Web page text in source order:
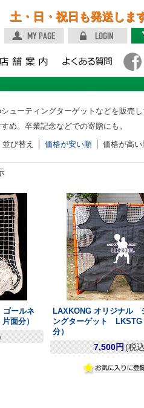
土・日・祝日も発送しま
ューティングターゲットなどを販売し
め。卒業記念などでの寄贈にも。
並び替え
価格が安い順 価格が高い
ールネ
面分）
LAXKONG オリジナル
ングターゲット LKSTG
分）
7,500円(税